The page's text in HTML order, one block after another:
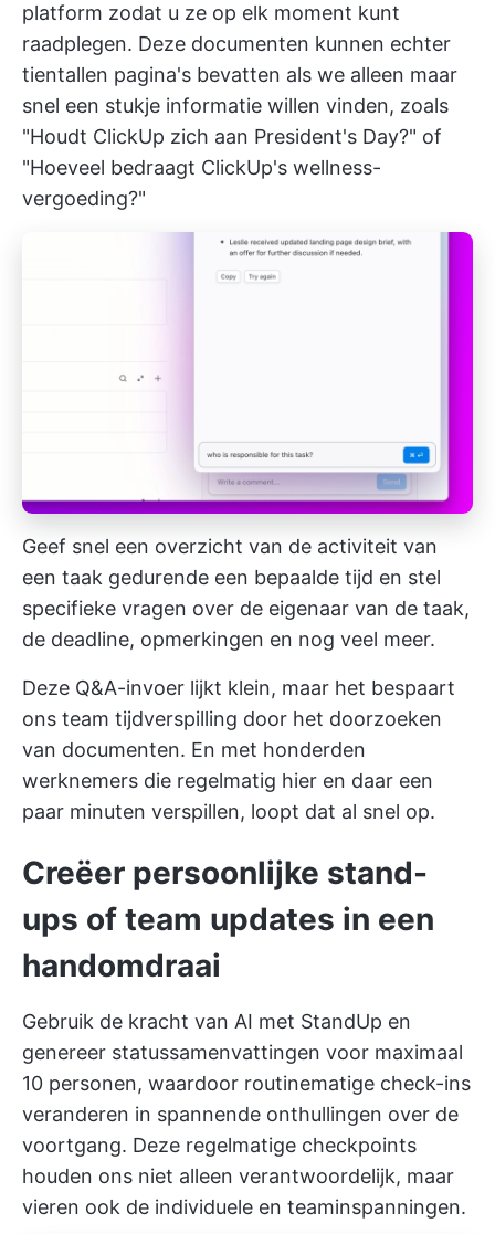
platform zodat u ze op elk moment kunt
raadplegen. Deze documenten kunnen echter
tientallen pagina's bevatten als we alleen maar
snel een stukje informatie willen vinden, zoals
"Houdt ClickUp zich aan President's Day?" of
"Hoeveel bedraagt ClickUp's wellness-
vergoeding?"
Geef snel een overzicht van de activiteit van
een taak gedurende een bepaalde tijd en stel
specifieke vragen over de eigenaar van de taak,
de deadline, opmerkingen en nog veel meer.
Deze Q&A-invoer lijkt klein, maar het bespaart
ons team tijdverspilling door het doorzoeken
van documenten. En met honderden
werknemers die regelmatig hier en daar een
paar minuten verspillen, loopt dat al snel op.
Creëer persoonlijke stand-
ups of team updates in een
handomdraai
Gebruik de kracht van AI met StandUp en
genereer statussamenvattingen voor maximaal
10 personen, waardoor routinematige check-ins
veranderen in spannende onthullingen over de
voortgang. Deze regelmatige checkpoints
houden ons niet alleen verantwoordelijk, maar
vieren ook de individuele en teaminspanningen.